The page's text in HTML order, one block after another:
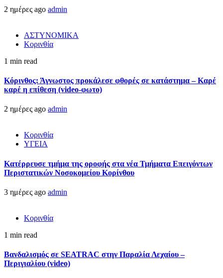
2 ημέρες ago admin
ΑΣΤΥΝΟΜΙΚΑ
Κορινθία
1 min read
Κόρινθος: Άγνωστος προκάλεσε φθορές σε κατάστημα – Καρέ
καρέ η επίθεση (video-φωτο)
2 ημέρες ago admin
Κορινθία
ΥΓΕΙΑ
Kατέρρευσε τμήμα της οροφής στα νέα Τμήματα Επειγόντων
Περιστατικών Νοσοκομείου Κορίνθου
3 ημέρες ago admin
Κορινθία
1 min read
Βανδαλισμός σε SEATRAC στην Παραλία Λεχαίου –
Περιγιαλίου (video)